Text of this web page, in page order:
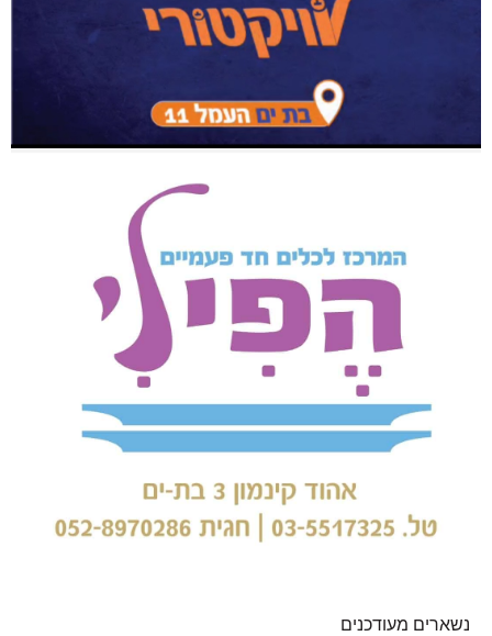
נשארים מעודכנים